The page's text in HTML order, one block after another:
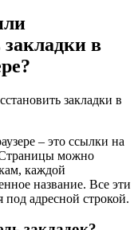
закладки в
– это ссылки на
можно
каждой
название. Все эти
адресной строкой.